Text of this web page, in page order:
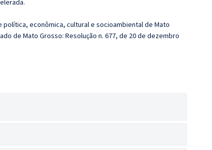
política, econômica, cultural e socioambiental de Mato
de Mato Grosso: Resolução n. 677, de 20 de dezembro